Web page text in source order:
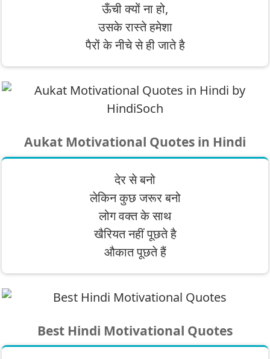
ऊँची क्यों ना हो,
उसके रास्ते हमेशा
पैरों के नीचे से ही जाते है
Aukat Motivational Quotes in Hindi
देर से बनो
लेकिन कुछ जरूर बनो
लोग वक्त के साथ
खैरियत नहीं पूछते है
औकात पूछते हैं
Best Hindi Motivational Quotes